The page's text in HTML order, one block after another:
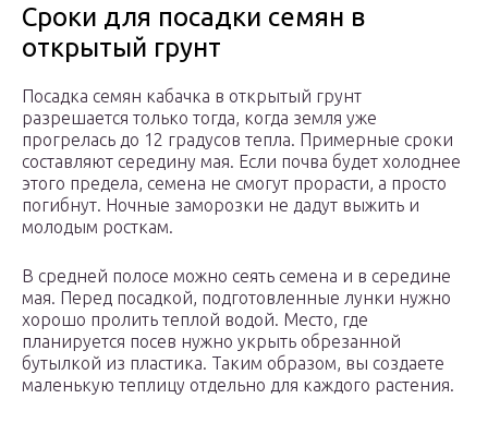
Сроки для посадки семян в
открытый грунт
Посадка семян кабачка в открытый грунт
разрешается только тогда, когда земля уже
прогрелась до 12 градусов тепла. Примерные сроки
составляют середину мая. Если почва будет холоднее
этого предела, семена не смогут прорасти, а просто
погибнут. Ночные заморозки не дадут выжить и
молодым росткам.
В средней полосе можно сеять семена и в середине
мая. Перед посадкой, подготовленные лунки нужно
хорошо пролить теплой водой. Место, где
планируется посев нужно укрыть обрезанной
бутылкой из пластика. Таким образом, вы создаете
маленькую теплицу отдельно для каждого растения.